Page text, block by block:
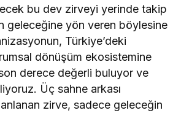
bu dev zirveyi yerinde takip
geleceğine yön veren böylesine
Türkiye’deki
dönüşüm ekosistemine
derece değerli buluyor ve
Üç sahne arkası
zirve, sadece geleceğin